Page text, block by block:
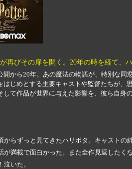
再びその扉を開く。20年の時を経て、
開から20年。あの魔法の物語が、特別な
はじめとする主要キャストや監督たちが、
して作品が世界に与えた影響を、彼ら自
からずっと見てきたハリポタ。キャストの
が満載で面白かった。また全作見返したくな
泣いた。